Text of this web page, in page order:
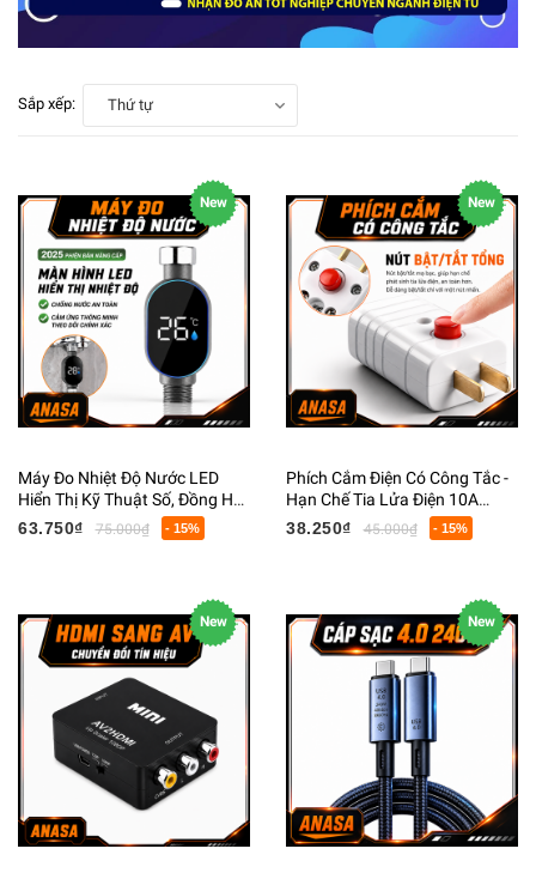
Sắp xếp: Thứ tự
New
Máy Đo Nhiệt Độ Nước LED
Hiển Thị Kỹ Thuật Số, Đồng Hồ
Đo Nhiệt Độ Vòi Sen Thông
63.750₫ 75.000₫ - 15%
New
Phích Cắm Điện Có Công Tắc -
Hạn Chế Tia Lửa Điện 10A
250VCC
38.250₫ 45.000₫ - 15%
New New